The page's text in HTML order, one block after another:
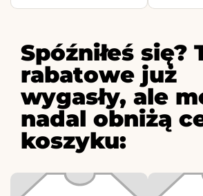
Spóźniłeś się?
rabatowe już
wygasły, ale
nadal obniżą
koszyku: